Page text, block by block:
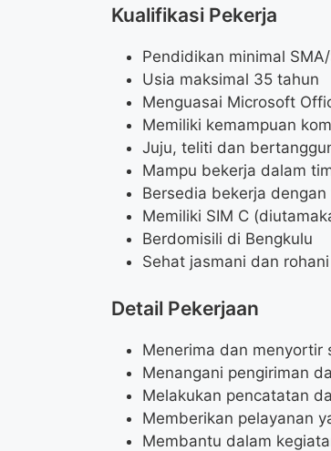
Kualifikasi Pekerja
Pendidikan minimal
Usia maksimal 35 tahun
Menguasai Microsoft
Memiliki kemampuan
Juju, teliti dan
Mampu bekerja dalam
Bersedia bekerja
Memiliki SIM C
Berdomisili di Bengkulu
Sehat jasmani dan rohani
Detail Pekerjaan
Menerima dan menyortir
Menangani pengiriman
Melakukan pencatatan
Memberikan pelayanan
Membantu dalam